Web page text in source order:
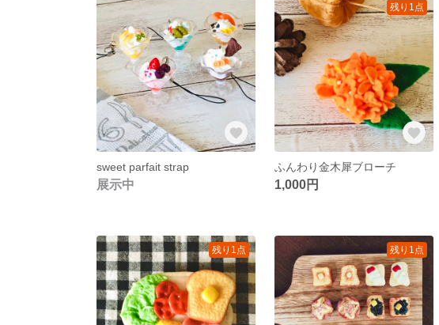
sweet parfait strap
展示中
残り1点
ふんわり金木犀ブローチ
1,000円
残り1点 残り1点